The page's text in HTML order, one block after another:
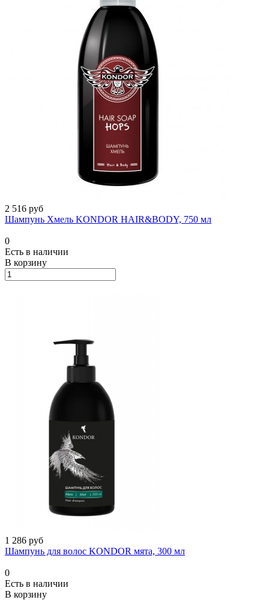
2 516 руб
Шампунь Хмель KONDOR HAIR&BODY, 750 мл
0
Есть в наличии
В корзину
1 286 руб
Шампунь для волос KONDOR мята, 300 мл
0
Есть в наличии
В корзину